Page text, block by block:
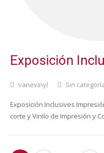
Exposición
vanevinyl Sin
Exposición Inclusives
corte y Vinilo de Impresión y